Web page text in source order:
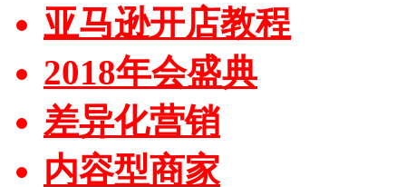
亚马逊开店教程
2018年会盛典
差异化营销
内容型商家